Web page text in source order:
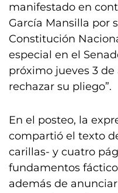
manifestado en
García Mansilla por
Constitución
especial en el
próximo jueves 3
rechazar su pliego”.
En el posteo, la
compartió el texto
carillas- y cuatro
fundamentos
además de